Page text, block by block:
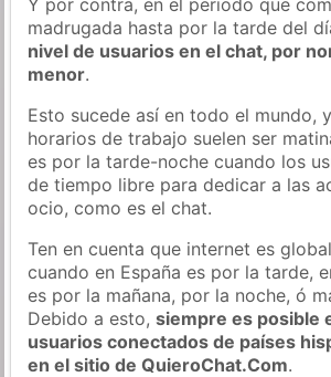
madrugada hasta por la tarde del
nivel de usuarios en el chat, por
menor.
Esto sucede así en todo el mundo,
horarios de trabajo suelen ser
es por la tarde-noche cuando los
de tiempo libre para dedicar a las
ocio, como es el chat.
Ten en cuenta que internet es
cuando en España es por la tarde,
es por la mañana, por la noche, ó
Debido a esto,siempre es posible
usuarios conectados de países
en el sitio de QuieroChat.Com.